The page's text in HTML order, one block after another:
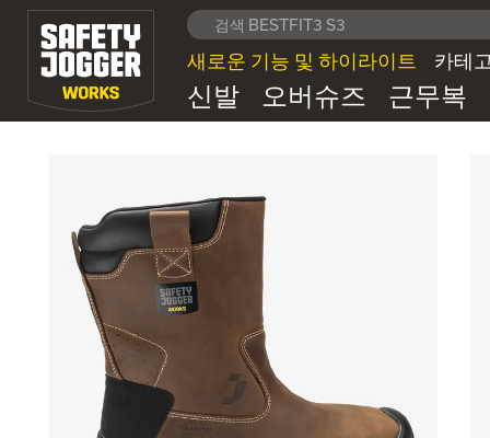
새로운 기능 및 하이라이트 카테
신발 오버슈즈 근무복